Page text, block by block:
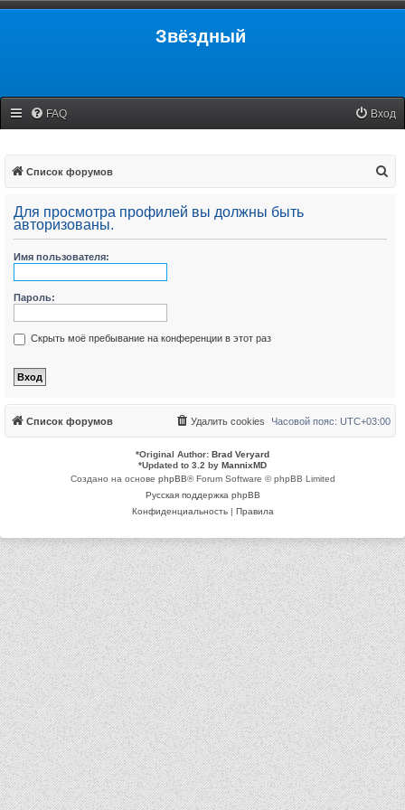
Звёздный
FAQ Вход
Список форумов
Для просмотра профилей вы должны быть
авторизованы.
Имя пользователя:
Пароль:
Скрыть моё пребывание на конференции в этот раз
Список форумов Часовой пояс: UTC+03:00
Удалить cookies
*Original Author: Brad Veryard
*Updated to 3.2 by MannixMD
Создано на основе phpBB® Forum Software © phpBB Limited
Русская поддержка phpBB
Конфиденциальность| Правила